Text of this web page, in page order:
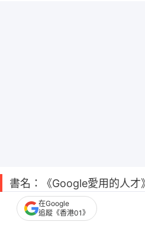
書名：《Google愛用的人才
作者：草深生馬，人力資源
兼人資長，前Google Japan
在Google
追蹤《香港01》